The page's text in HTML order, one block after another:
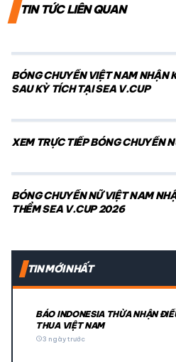
TIN TỨC LIÊN QUAN
BÓNG CHUYỀN VIỆT NAM NHẬN
SAU KỲ TÍCH TẠI SEA V.CUP
XEM TRỰC TIẾP BÓNG CHUYỀN
BÓNG CHUYỀN NỮ VIỆT NAM
THỀM SEA V.CUP 2026
TIN MỚI NHẤT
BÁO INDONESIA THỪA NHẬN
THUA VIỆT NAM
schedule3 ngày trước